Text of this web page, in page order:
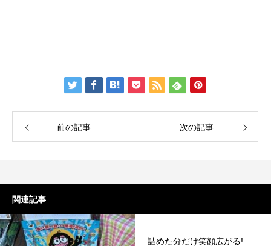
前の記事 次の記事
関連記事
詰めた分だけ笑顔広がる!